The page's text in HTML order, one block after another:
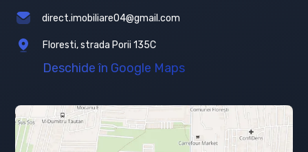
direct.imobiliare04@gmail.com
Floresti, strada Porii 135C
Deschide în Google Maps